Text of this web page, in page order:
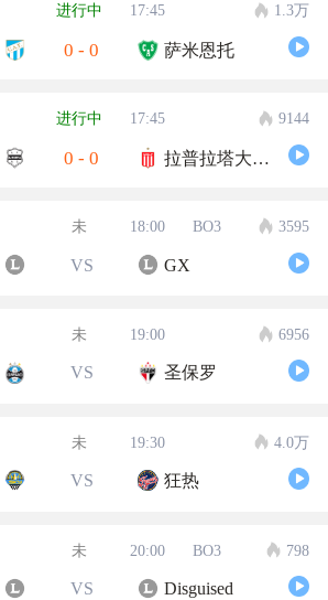
进行中 17:45 1.3万
0 - 0 萨米恩托
进行中 17:45 9144
0 - 0 拉普拉塔大学生
未 18:00 BO3 3595
VS GX
未 19:00 6956
VS 圣保罗
未 19:30 4.0万
VS 狂热
未 20:00 BO3 798
VS Disguised